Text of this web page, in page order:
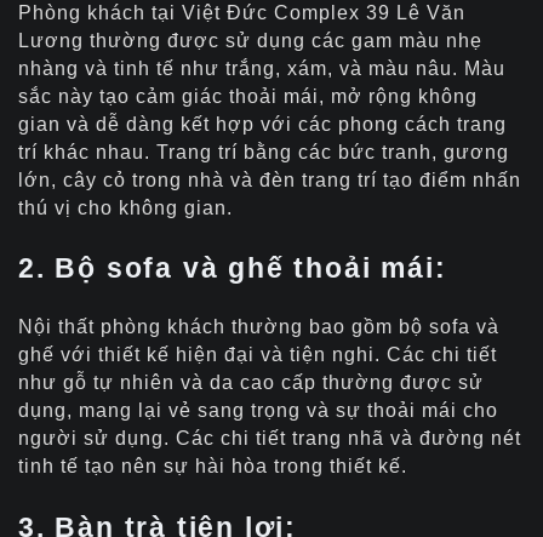
Phòng khách tại Việt Đức Complex 39 Lê Văn
Lương thường được sử dụng các gam màu nhẹ
nhàng và tinh tế như trắng, xám, và màu nâu. Màu
sắc này tạo cảm giác thoải mái, mở rộng không
gian và dễ dàng kết hợp với các phong cách trang
trí khác nhau. Trang trí bằng các bức tranh, gương
lớn, cây cỏ trong nhà và đèn trang trí tạo điểm nhấn
thú vị cho không gian.
2. Bộ sofa và ghế thoải mái:
Nội thất phòng khách thường bao gồm bộ sofa và
ghế với thiết kế hiện đại và tiện nghi. Các chi tiết
như gỗ tự nhiên và da cao cấp thường được sử
dụng, mang lại vẻ sang trọng và sự thoải mái cho
người sử dụng. Các chi tiết trang nhã và đường nét
tinh tế tạo nên sự hài hòa trong thiết kế.
3. Bàn trà tiện lợi: